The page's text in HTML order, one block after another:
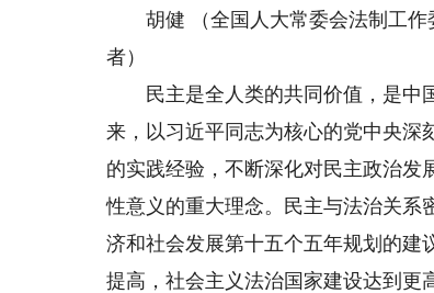
胡健 （全国人大常委会法制工作
者）
民主是全人类的共同价值，是中
来，以习近平同志为核心的党中央深
的实践经验，不断深化对民主政治发
性意义的重大理念。民主与法治关系
济和社会发展第十五个五年规划的建
提高，社会主义法治国家建设达到更